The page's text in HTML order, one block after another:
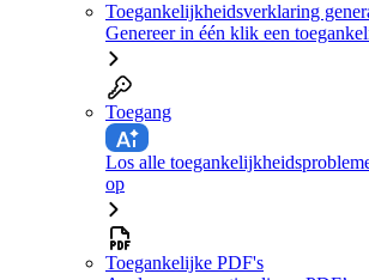
Toegankelijkheidsverklaring
Genereer in één klik een
Toegang
Los alle
op
Toegankelijke PDF's